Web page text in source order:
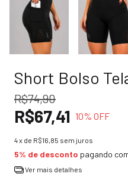
Short Bolso
R$74,90
R$67,41 10% OFF
4x de R$16,85 sem juros
5% de desconto pagando
Ver mais detalhes